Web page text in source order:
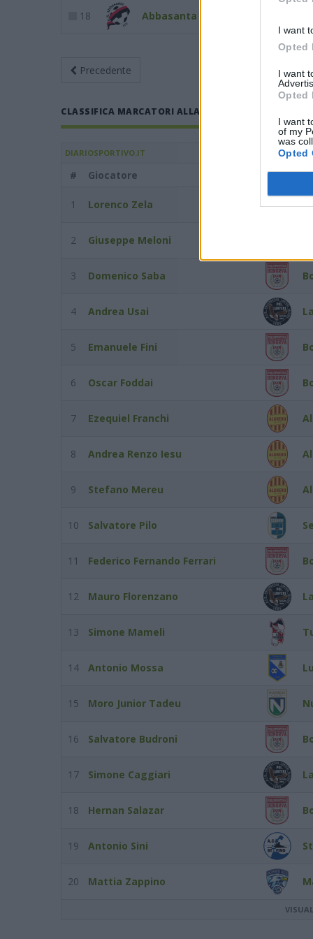
I want
Opted
I want
Opted
I want
of my
was
Opted
18 Abbasanta
Precedente Giornata 6
CLASSIFICA MARCATORI ALLA GIORNATA 6 DEL 29/10/
DIARIOSPORTIVO.IT
# Giocatore Squadra
1 Lorenco Zela
2 Giuseppe Meloni
3 Domenico Saba
4 Andrea Usai
5 Emanuele Fini
6 Oscar Foddai
7 Ezequiel Franchi
8 Andrea Renzo Iesu
9 Stefano Mereu
10 Salvatore Pilo
11 Federico Fernando Ferrari
12 Mauro Florenzano
13 Simone Mameli
14 Antonio Mossa
15 Moro Junior Tadeu
16 Salvatore Budroni
17 Simone Caggiari
18 Hernan Salazar
19 Antonio Sini
20 Mattia Zappino